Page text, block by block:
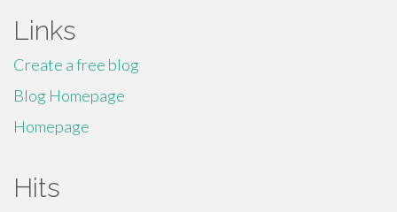
Links
Create a free blog
Blog Homepage
Homepage
Hits